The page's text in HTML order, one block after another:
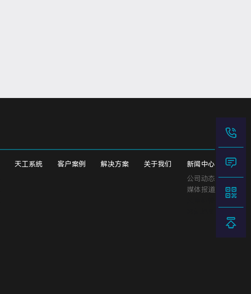
天工系统 客户案例 解决方案 关于我们
新闻中心
公司动态
媒体报道